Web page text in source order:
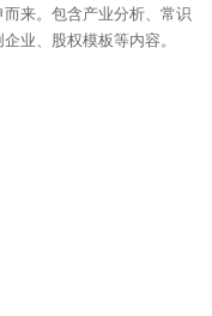
来。包含产业分析、常识
业、股权模板等内容。